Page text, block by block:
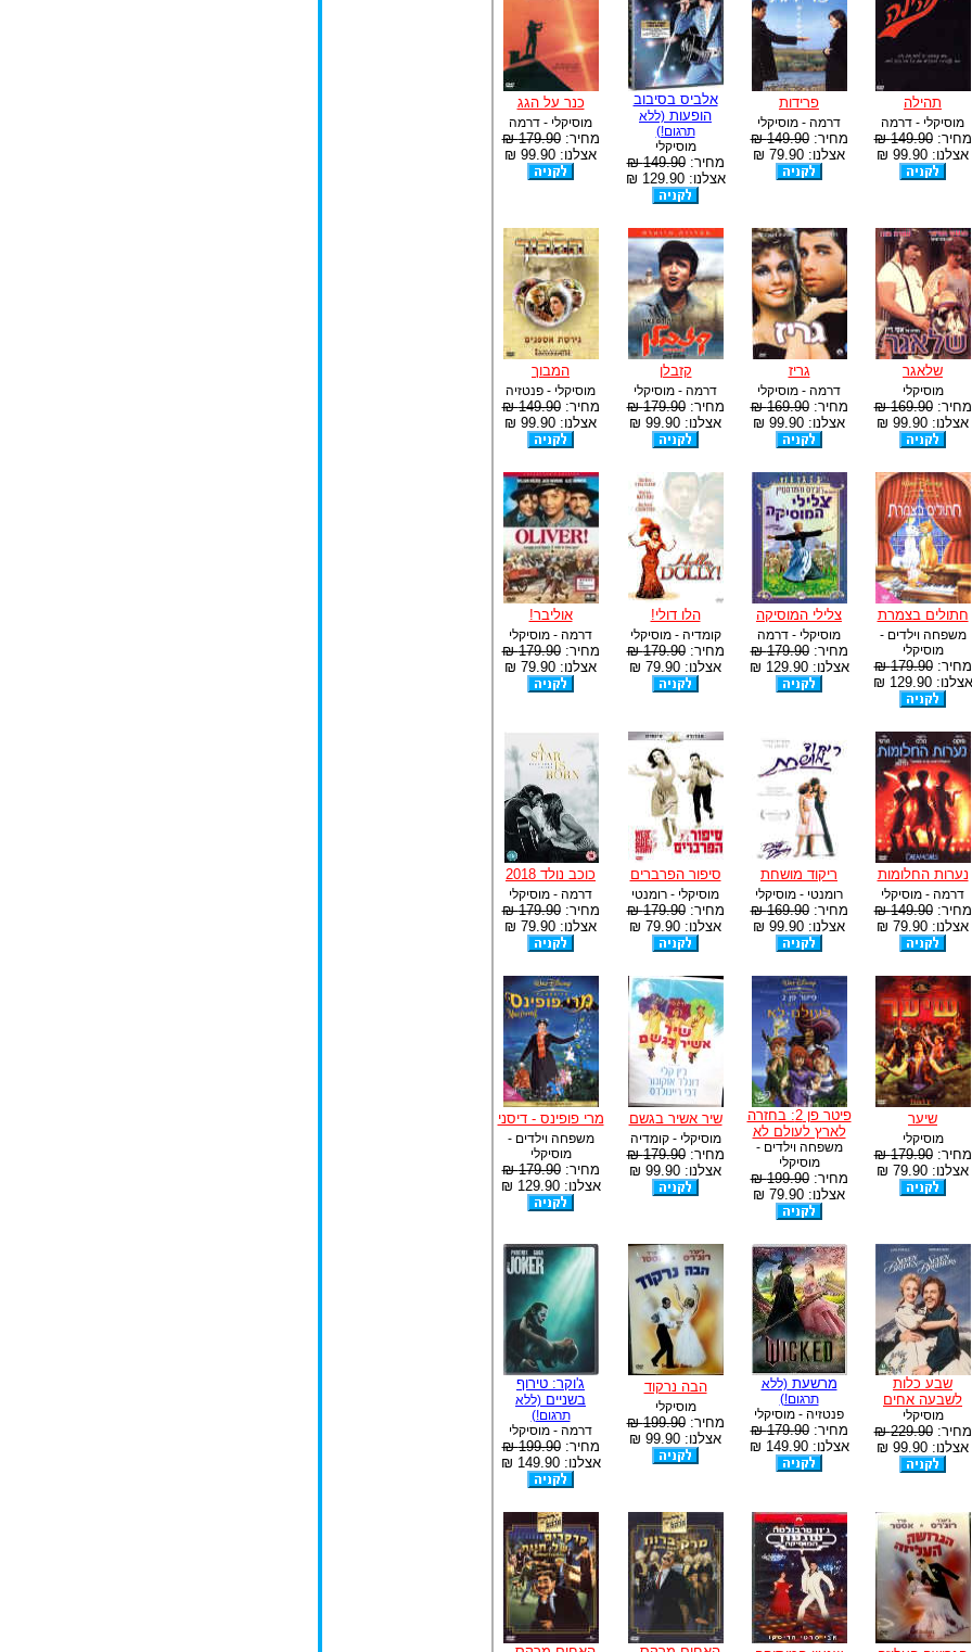
תהילה
מוסיקלי - דרמה
מחיר:149.90 ₪
אצלנו: 99.90 ₪
פרידות
דרמה - מוסיקלי
מחיר:149.90 ₪
אצלנו: 79.90 ₪
אלביס בסיבוב
הופעות (ללא
תרגום!)
מוסיקלי
מחיר:149.90 ₪
אצלנו: 129.90 ₪
כנר על הגג
מוסיקלי - דרמה
מחיר:179.90 ₪
אצלנו: 99.90 ₪
שלאגר
מוסיקלי
מחיר:169.90 ₪
אצלנו: 99.90 ₪
גריז
דרמה - מוסיקלי
מחיר:169.90 ₪
אצלנו: 99.90 ₪
קזבלן
דרמה - מוסיקלי
מחיר:179.90 ₪
אצלנו: 99.90 ₪
המבוך
מוסיקלי - פנטזיה
מחיר:149.90 ₪
אצלנו: 99.90 ₪
חתולים בצמרת
משפחה וילדים -
מוסיקלי
מחיר:179.90 ₪
אצלנו: 129.90 ₪
צלילי המוסיקה
מוסיקלי - דרמה
מחיר:179.90 ₪
אצלנו: 129.90 ₪
הלו דולי!
קומדיה - מוסיקלי
מחיר:179.90 ₪
אצלנו: 79.90 ₪
אוליבר!
דרמה - מוסיקלי
מחיר:179.90 ₪
אצלנו: 79.90 ₪
נערות החלומות
דרמה - מוסיקלי
מחיר:149.90 ₪
אצלנו: 79.90 ₪
ריקוד מושחת
רומנטי - מוסיקלי
מחיר:169.90 ₪
אצלנו: 99.90 ₪
סיפור הפרברים
מוסיקלי - רומנטי
מחיר:179.90 ₪
אצלנו: 79.90 ₪
כוכב נולד 2018
דרמה - מוסיקלי
מחיר:179.90 ₪
אצלנו: 79.90 ₪
שיער
מוסיקלי
מחיר:179.90 ₪
אצלנו: 79.90 ₪
פיטר פן 2: בחזרה
לארץ לעולם לא
משפחה וילדים -
מוסיקלי
מחיר:199.90 ₪
אצלנו: 79.90 ₪
שיר אשיר בגשם
מוסיקלי - קומדיה
מחיר:179.90 ₪
אצלנו: 99.90 ₪
מרי פופינס - דיסני
משפחה וילדים -
מוסיקלי
מחיר:179.90 ₪
אצלנו: 129.90 ₪
שבע כלות
לשבעה אחים
מוסיקלי
מחיר:229.90 ₪
אצלנו: 99.90 ₪
מרשעת(ללא
תרגום!)
פנטזיה - מוסיקלי
מחיר:179.90 ₪
אצלנו: 149.90 ₪
הבה נרקוד
מוסיקלי
מחיר:199.90 ₪
אצלנו: 99.90 ₪
ג'וקר: טירוף
בשניים (ללא
תרגום!)
דרמה - מוסיקלי
מחיר:199.90 ₪
אצלנו: 149.90 ₪